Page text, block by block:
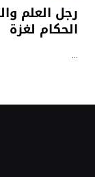
رجل العلم
الحكام لغزة
…